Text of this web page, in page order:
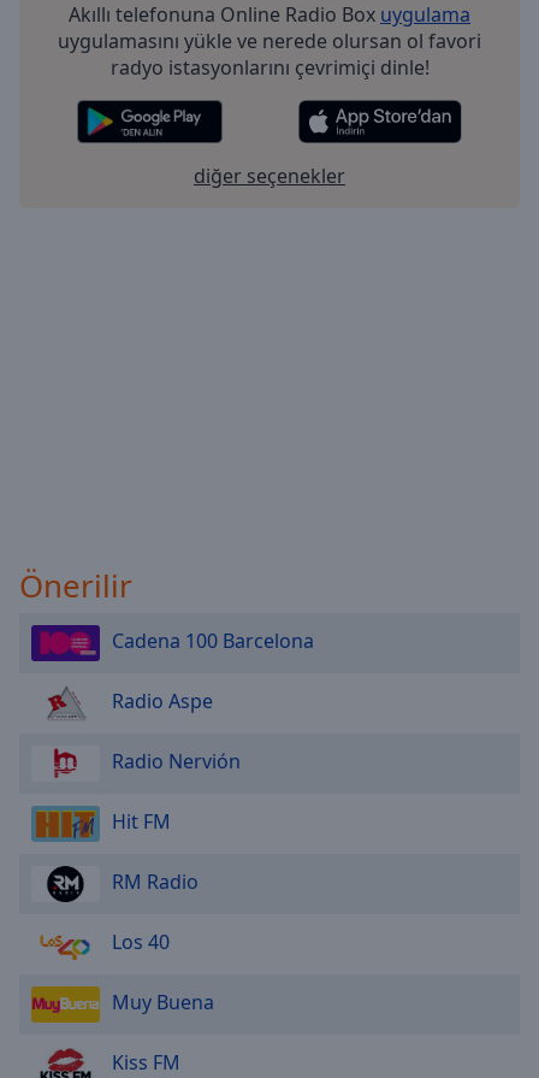
Akıllı telefonuna Online Radio Box uygulama
uygulamasını yükle ve nerede olursan ol favori
radyo istasyonlarını çevrimiçi dinle!
diğer seçenekler
Önerilir
Cadena 100 Barcelona
Radio Aspe
Radio Nervión
Hit FM
RM Radio
Los 40
Muy Buena
Kiss FM